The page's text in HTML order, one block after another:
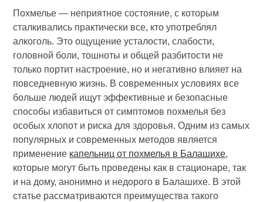
Похмелье — неприятное состояние, с которым
сталкивались практически все, кто употреблял
алкоголь. Это ощущение усталости, слабости,
головной боли, тошноты и общей разбитости не
только портит настроение, но и негативно влияет на
повседневную жизнь. В современных условиях все
больше людей ищут эффективные и безопасные
способы избавиться от симптомов похмелья без
особых хлопот и риска для здоровья. Одним из самых
популярных и современных методов является
применение капельниц от похмелья в Балашихе,
которые могут быть проведены как в стационаре, так
и на дому, анонимно и недорого в Балашихе. В этой
статье рассматриваются преимущества такого